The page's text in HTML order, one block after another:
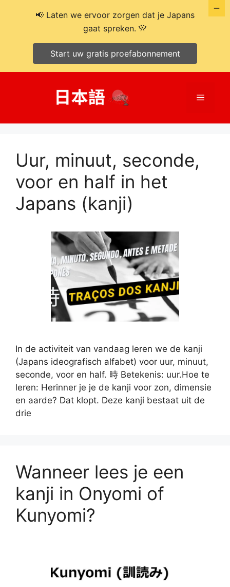
Menu
Uur, minuut, seconde,
voor en half in het
Japans (kanji)
In de activiteit van vandaag leren we de kanji
(Japans ideografisch alfabet) voor uur, minuut,
seconde, voor en half. 時 Betekenis: uur.Hoe te
leren: Herinner je je de kanji voor zon, dimensie
en aarde? Dat klopt. Deze kanji bestaat uit de
drie
Wanneer lees je een
kanji in Onyomi of
Kunyomi?
📢 Laten we ervoor zorgen dat je Japans
gaat spreken. 🎌
Start uw gratis proefabonnement